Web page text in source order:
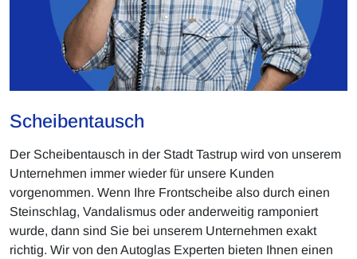
Scheibentausch
Der Scheibentausch in der Stadt Tastrup wird von unserem
Unternehmen immer wieder für unsere Kunden
vorgenommen. Wenn Ihre Frontscheibe also durch einen
Steinschlag, Vandalismus oder anderweitig ramponiert
wurde, dann sind Sie bei unserem Unternehmen exakt
richtig. Wir von den Autoglas Experten bieten Ihnen einen